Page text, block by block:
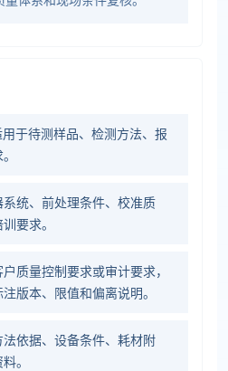
于待测样品、检测方法、报
统、前处理条件、校准质
要求。
质量控制要求或审计要求，
版本、限值和偏离说明。
依据、设备条件、耗材附
。